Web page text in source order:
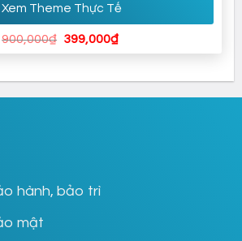
Xem Theme Thực Tế
900,000₫ Giá
399,000₫Giá
399,000₫.
hành, bảo trì
mật